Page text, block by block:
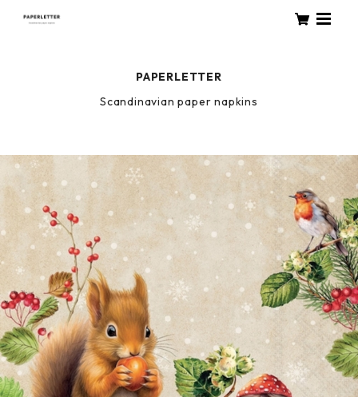
PAPERLETTER
Scandinavian paper napkins